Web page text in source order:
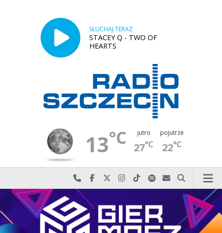
SŁUCHAJ TERAZ
STACEY Q - TWO OF
HEARTS
13°C jutro
27°C
pojutrze
22°C
Najlepiej po prostu do nas zadzwoń
Odwiedź nas na Facebook-u
Odwiedź nas na X
Odwiedź nas na Instagram-ie
Odwiedź nas na TikTok-u
Szukaj nas na Spotify
Wyślij do nas
Szukaj